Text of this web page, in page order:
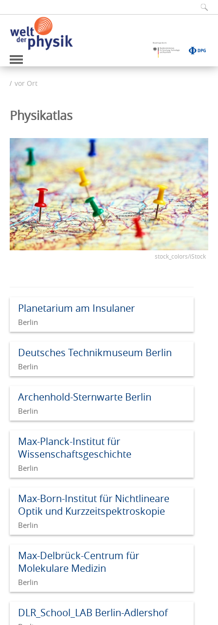
vor Ort
Physikatlas
stock_colors/iStock
Planetarium am Insulaner
Berlin
Deutsches Technikmuseum Berlin
Berlin
Archenhold-Sternwarte Berlin
Berlin
Max-Planck-Institut für
Wissenschaftsgeschichte
Berlin
Max-Born-Institut für Nichtlineare
Optik und Kurzzeitspektroskopie
Berlin
Max-Delbrück-Centrum für
Molekulare Medizin
Berlin
DLR_School_LAB Berlin-Adlershof